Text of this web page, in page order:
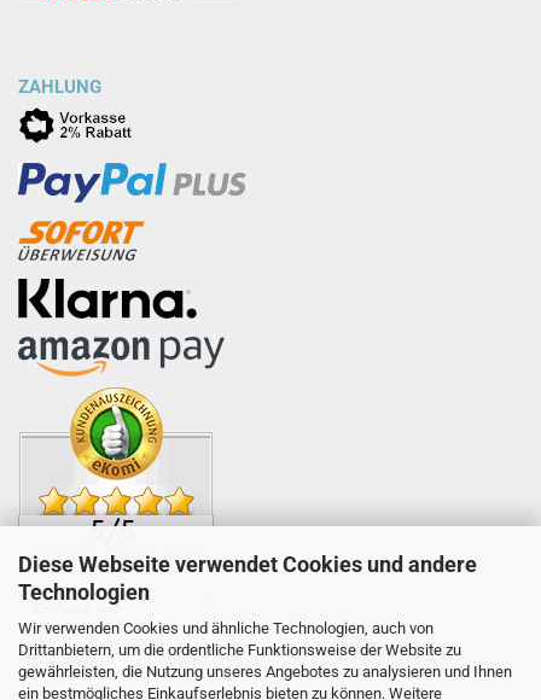
Diese Webseite verwendet Cookies und andere
Technologien
Wir verwenden Cookies und ähnliche Technologien, auch von
Drittanbietern, um die ordentliche Funktionsweise der Website zu
gewährleisten, die Nutzung unseres Angebotes zu analysieren und Ihnen
ein bestmögliches Einkaufserlebnis bieten zu können. Weitere
ZAHLUNG